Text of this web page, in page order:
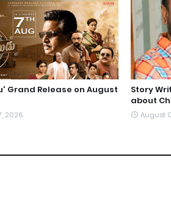
Grand Release on August
2026
Story
about
August